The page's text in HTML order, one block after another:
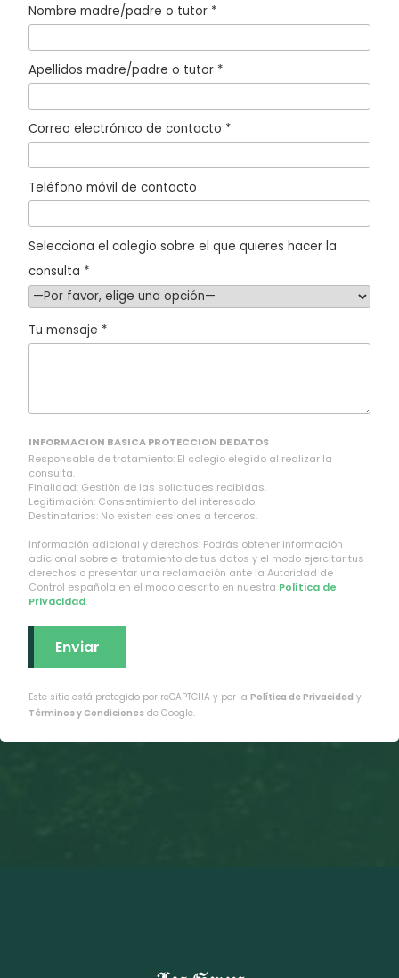
Nombre madre/padre o tutor *
Apellidos madre/padre o tutor *
Correo electrónico de contacto *
Teléfono móvil de contacto
Selecciona el colegio sobre el que quieres hacer la
consulta *
Tu mensaje *
INFORMACION BASICA PROTECCION DE DATOS
Responsable de tratamiento: El colegio elegido al realizar la
consulta.
Finalidad: Gestión de las solicitudes recibidas.
Legitimación: Consentimiento del interesado.
Destinatarios: No existen cesiones a terceros.
Información adicional y derechos: Podrás obtener información
adicional sobre el tratamiento de tus datos y el modo ejercitar tus
derechos o presentar una reclamación ante la Autoridad de
Control española en el modo descrito en nuestra Política de
Privacidad.
Este sitio está protegido por reCAPTCHA y por la Política de Privacidad y
Términos y Condiciones de Google.